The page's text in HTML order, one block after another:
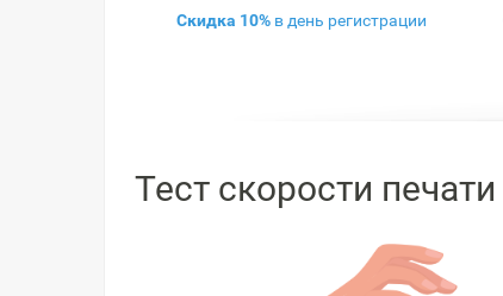
Скидка 10% в день регистрации
Тест скорости печати